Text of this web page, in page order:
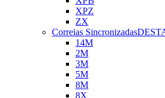
XPZ
ZX
Correias Sincronizadas
14M
2M
3M
5M
8M
8X